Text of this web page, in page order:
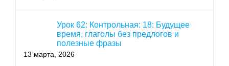
Урок 62: Контрольная: 18: Будущее
время, глаголы без предлогов и
полезные фразы
13 марта, 2026